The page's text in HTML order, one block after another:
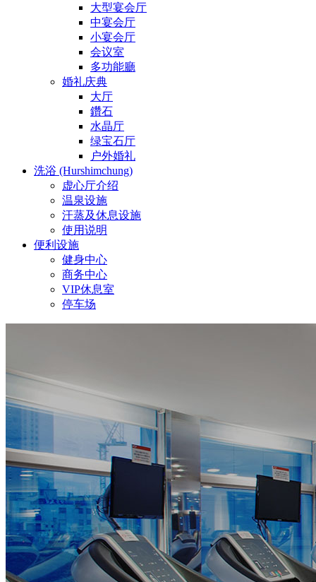
大型宴会厅
中宴会厅
小宴会厅
会议室
多功能廳
婚礼庆典
大厅
鑽石
水晶厅
绿宝石厅
户外婚礼
洗浴 (Hurshimchung)
虚心厅介绍
温泉设施
汗蒸及休息设施
使用说明
便利设施
健身中心
商务中心
VIP休息室
停车场